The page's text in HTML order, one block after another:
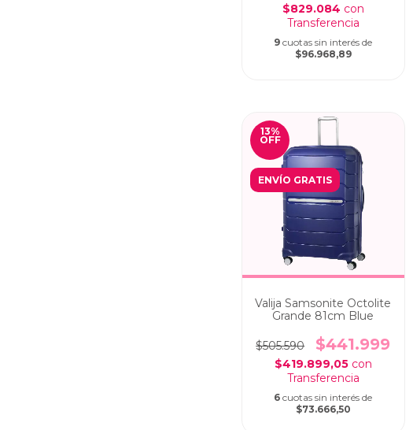
$829.084 con
9 cuotas sin interés de
$96.968,89
13%
OFF
ENVÍO GRATIS
Valija Samsonite Octolite
Grande 81cm Blue
$505.590 $441.999
$419.899,05 con
6 cuotas sin interés de
$73.666,50